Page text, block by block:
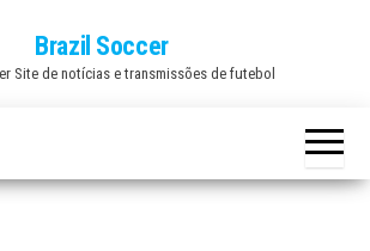
Brazil Soccer
Site de notícias e transmissões de futebol